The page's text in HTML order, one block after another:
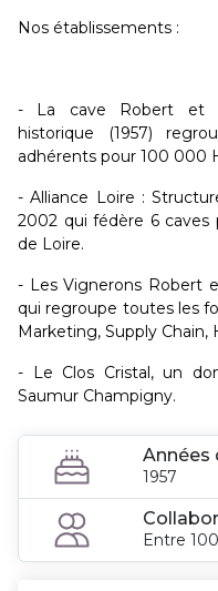
Nos établissements :
- La cave Robert et
historique (1957)
adhérents pour 100 000
- Alliance Loire :
2002 qui fédère 6 caves
de Loire.
- Les Vignerons Robert
qui regroupe toutes les
Marketing, Supply Chain,
- Le Clos Cristal, un
Saumur Champigny.
Années
1957
Entre